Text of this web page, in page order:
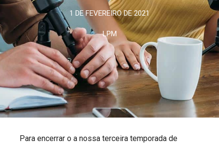
1 DE FEVEREIRO DE 2021
LPM
Para encerrar o a nossa terceira temporada de